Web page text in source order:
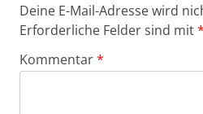
Deine E-Mail-Adresse wird
Erforderliche Felder sind mit*
Kommentar*